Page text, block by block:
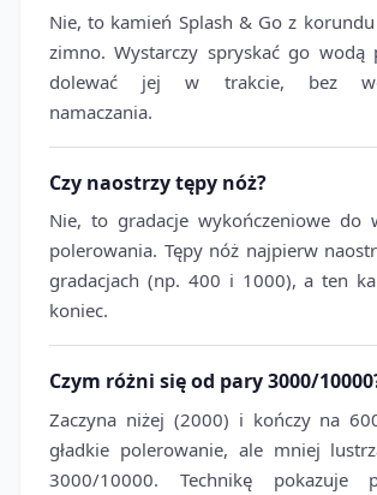
Nie, to kamień Splash & Go z
zimno. Wystarczy spryskać go wodą
dolewać jej w trakcie, bez
namaczania.
Czy naostrzy tępy nóż?
Nie, to gradacje wykończeniowe do
polerowania. Tępy nóż najpierw
gradacjach (np. 400 i 1000), a ten
koniec.
Czym różni się od pary 3000/
Zaczyna niżej (2000) i kończy na
gładkie polerowanie, ale mniej
3000/10000. Technikę pokazuje